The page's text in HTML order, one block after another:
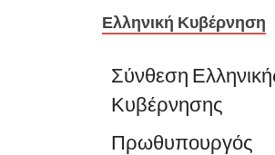
Ελληνική Κυβέρνηση
Σύνθεση
Κυβέρνησης
Πρωθυπουργός